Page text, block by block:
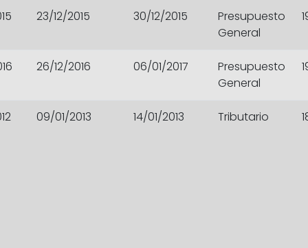
23/12/2015 30/12/2015
Presupuesto
General
26/12/2016 06/01/2017
Presupuesto
General
09/01/2013 14/01/2013 Tributario